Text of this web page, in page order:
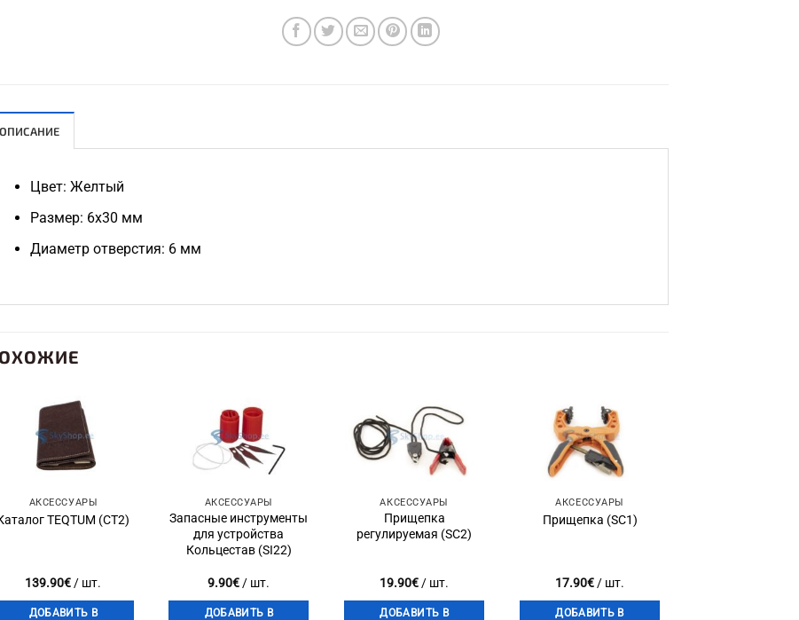
ОПИСАНИЕ
Цвет: Желтый
Размер: 6х30 мм
Диаметр отверстия: 6 мм
Add to
wishlist
АКСЕССУАРЫ
TEQTUM (CT2)
139.90€ / шт.
ДОБАВИТЬ В
Add to
wishlist
АКСЕССУАРЫ
Запасные инструменты
для устройства
Кольцестав (SI22)
9.90€/ шт.
ДОБАВИТЬ В
Add to
wishlist
АКСЕССУАРЫ
Прищепка
регулируемая (SC2)
19.90€/ шт.
ДОБАВИТЬ В
Add to
wishlist
АКСЕССУАРЫ
Прищепка (SC1)
17.90€/ шт.
ДОБАВИТЬ В